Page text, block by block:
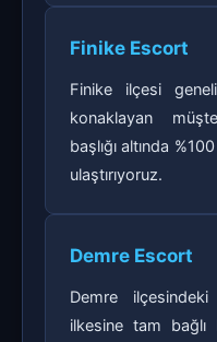
Finike Escort
Finike ilçesi
konaklayan
başlığı altında
ulaştırıyoruz.
Demre Escort
Demre
ilkesine tam bağlı